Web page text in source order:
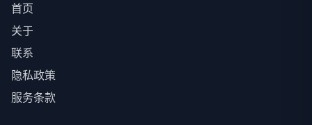
首页
关于
联系
隐私政策
服务条款